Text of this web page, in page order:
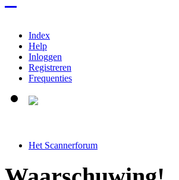
Index
Help
Inloggen
Registreren
Frequenties
Het Scannerforum